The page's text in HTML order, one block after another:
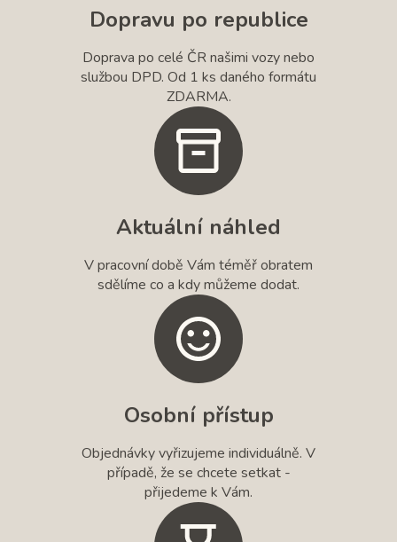
Dopravu po republice
Doprava po celé ČR našimi vozy nebo
službou DPD. Od 1 ks daného formátu
ZDARMA.
Aktuální náhled
V pracovní době Vám téměř obratem
sdělíme co a kdy můžeme dodat.
Osobní přístup
Objednávky vyřizujeme individuálně. V
případě, že se chcete setkat -
přijedeme k Vám.